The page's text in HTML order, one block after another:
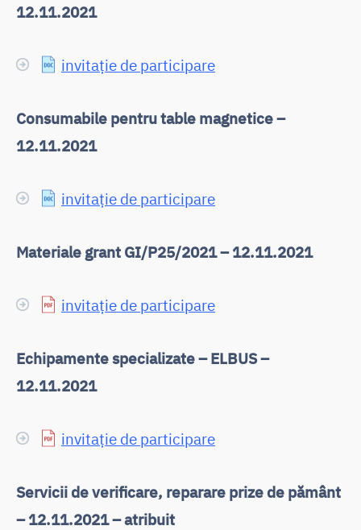
12.11.2021
invitație de participare
Consumabile pentru table magnetice –
12.11.2021
invitație de participare
Materiale grant GI/P25/2021 – 12.11.2021
invitație de participare
Echipamente specializate – ELBUS –
12.11.2021
invitație de participare
Servicii de verificare, reparare prize de pământ
– 12.11.2021 – atribuit